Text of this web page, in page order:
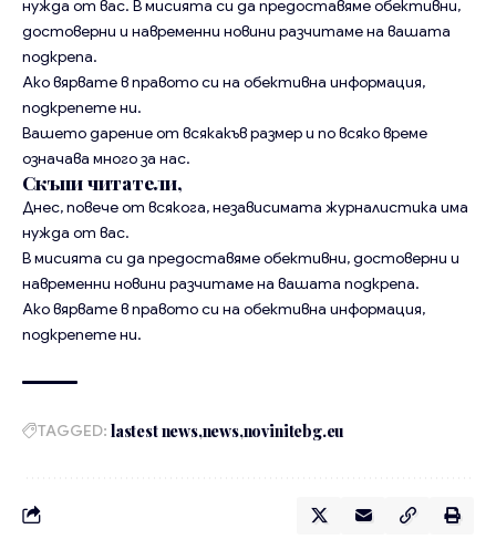
нужда от вас. В мисията си да предоставяме обективни,
достоверни и навременни новини разчитаме на вашата
подкрепа.
Ако вярвате в правото си на обективна информация,
подкрепете ни.
Вашето дарение от всякакъв размер и по всяко време
означава много за нас.
Скъпи читатели,
Днес, повече от всякога, независимата журналистика има
нужда от вас.
В мисията си да предоставяме обективни, достоверни и
навременни новини разчитаме на вашата подкрепа.
Ако вярвате в правото си на обективна информация,
подкрепете ни.
TAGGED: lastest news news novinitebg.eu